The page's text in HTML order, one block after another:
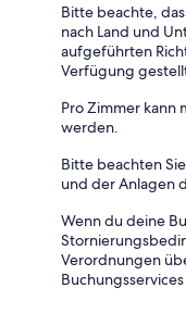
Bitte beachte,
nach Land und
aufgeführten
Verfügung
Pro Zimmer
werden.
Bitte beachten
und der Anlagen
Wenn du deine
Verordnungen